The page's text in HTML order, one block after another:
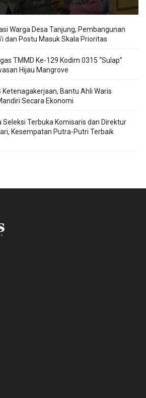
Warga Desa Tanjung, Pembangunan
dan Postu Masuk Skala Prioritas
TMMD Ke-129 Kodim 0315 “Sulap”
Hijau Mangrove
Ketenagakerjaan, Bantu Ahli Waris
Secara Ekonomi
Seleksi Terbuka Komisaris dan Direktur
Kesempatan Putra-Putri Terbaik